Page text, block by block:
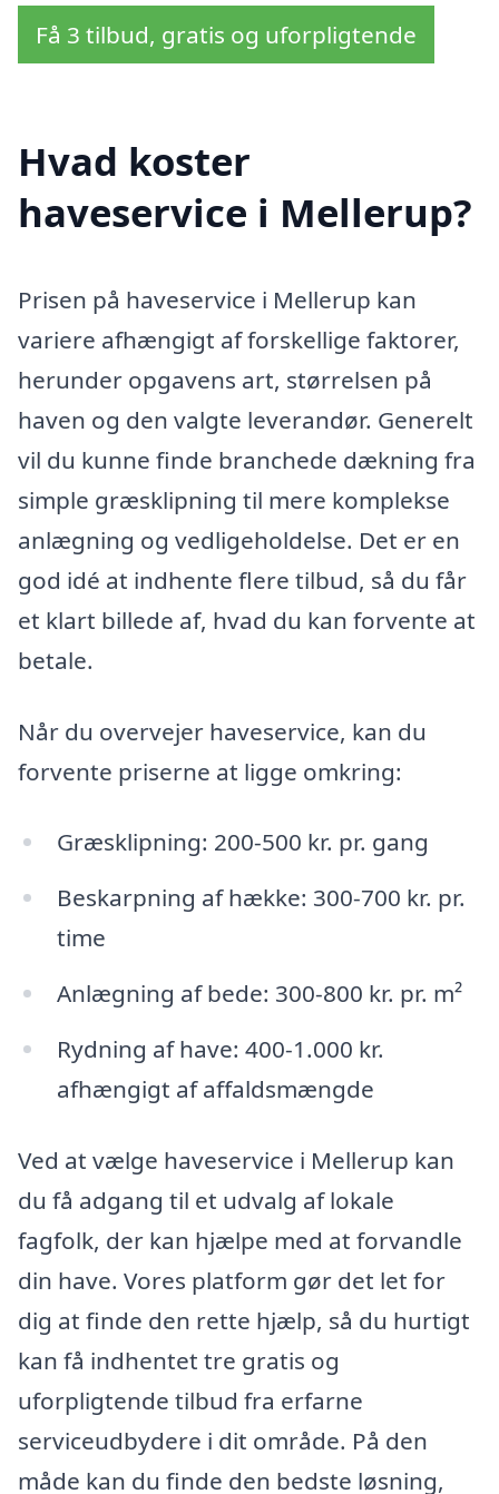
Få 3 tilbud, gratis og uforpligtende
Hvad koster
haveservice i Mellerup?
Prisen på haveservice i Mellerup kan
variere afhængigt af forskellige faktorer,
herunder opgavens art, størrelsen på
haven og den valgte leverandør. Generelt
vil du kunne finde branchede dækning fra
simple græsklipning til mere komplekse
anlægning og vedligeholdelse. Det er en
god idé at indhente flere tilbud, så du får
et klart billede af, hvad du kan forvente at
betale.
Når du overvejer haveservice, kan du
forvente priserne at ligge omkring:
Græsklipning: 200-500 kr. pr. gang
Beskarpning af hække: 300-700 kr. pr.
time
Anlægning af bede: 300-800 kr. pr. m²
Rydning af have: 400-1.000 kr.
afhængigt af affaldsmængde
Ved at vælge haveservice i Mellerup kan
du få adgang til et udvalg af lokale
fagfolk, der kan hjælpe med at forvandle
din have. Vores platform gør det let for
dig at finde den rette hjælp, så du hurtigt
kan få indhentet tre gratis og
uforpligtende tilbud fra erfarne
serviceudbydere i dit område. På den
måde kan du finde den bedste løsning,